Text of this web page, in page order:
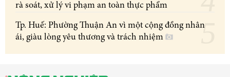
rà soát, xử lý vi phạm an toàn thực phẩm
Tp. Huế: Phường Thuận An vì một cộng đồng nhân
ái, giàu lòng yêu thương và trách nhiệm